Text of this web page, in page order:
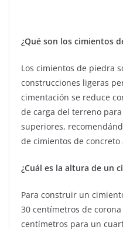
¿Qué son los cimientos
Los cimientos de piedra
construcciones ligeras
cimentación se reduce
de carga del terreno
superiores,
de cimientos de concreto
¿Cuál es la altura de un
Para construir un
30 centímetros de
centímetros para un